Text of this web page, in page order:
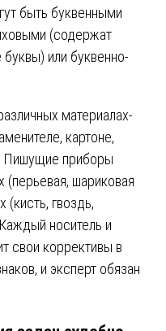
быть буквенными
(содержат
или буквенно-
материалах-
картоне,
Пишущие приборы
шариковая
гвоздь,
носитель и
свои коррективы в
и эксперт обязан